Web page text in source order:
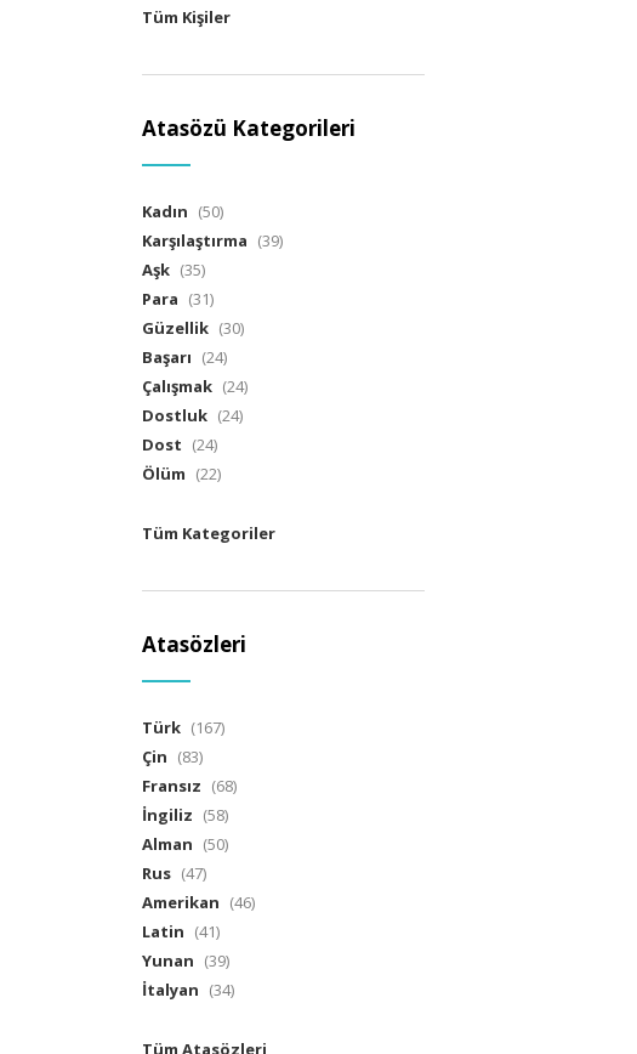
Tüm Kişiler
Atasözü Kategorileri
Kadın (50)
Karşılaştırma (39)
Aşk (35)
Para (31)
Güzellik (30)
Başarı (24)
Çalışmak (24)
Dostluk (24)
Dost (24)
Ölüm (22)
Tüm Kategoriler
Atasözleri
Türk (167)
Çin (83)
Fransız (68)
İngiliz (58)
Alman (50)
Rus (47)
Amerikan (46)
Latin (41)
Yunan (39)
İtalyan (34)
Tüm Atasözleri